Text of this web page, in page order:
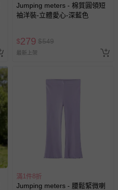
Jumping meters - 棉質圓領短
袖洋裝-立體愛心-深藍色
$279 $549
最新上架
滿1件8折
Jumping meters - 腰鬆緊微喇